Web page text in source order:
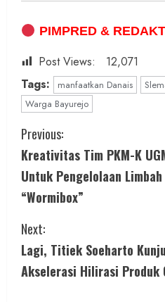
PIMPRED &
Post Views:
12,071
Tags:
manfaatkan Danais
Warga Bayurejo
C
o
n
t
i
n
Previous:
Kreativitas Tim PKM-K
Untuk Pengelolaan
“Wormibox”
Next:
Lagi, Titiek Soeharto
Akselerasi Hilirasi Produk